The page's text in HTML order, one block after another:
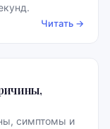
Читать →
симптомы и